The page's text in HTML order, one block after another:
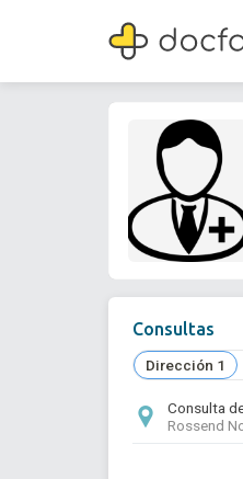
Teodoro
Médico
Consultas
Dirección 1
Consulta
Rossend